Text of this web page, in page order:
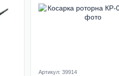
Артикул: 39914